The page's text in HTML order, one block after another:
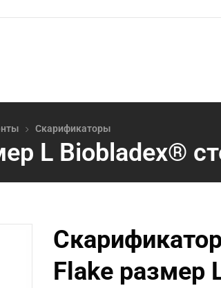
Скарификаторы
L Biobladex®
Flake размер